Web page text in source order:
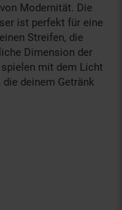
Modernität. Die
ist perfekt für eine
Streifen, die
Dimension der
mit dem Licht
deinem Getränk